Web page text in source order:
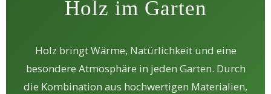
Holz im Garten
Holz bringt Wärme, Natürlichkeit und eine
besondere Atmosphäre in jeden Garten. Durch
die Kombination aus hochwertigen Materialien,